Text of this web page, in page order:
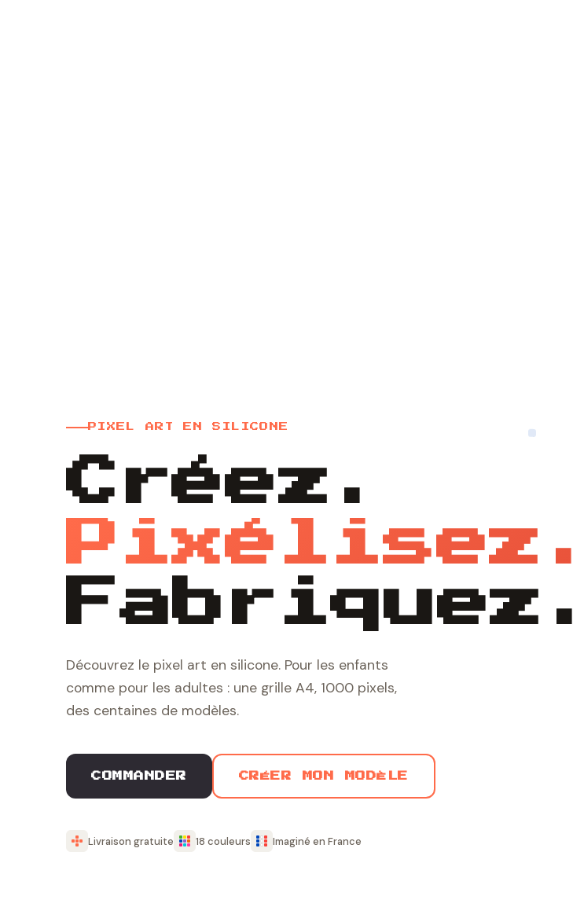
PIXEL ART EN SILICONE
Créez.
Pixélisez.
Fabriquez.
Découvrez le pixel art en silicone. Pour les enfants
comme pour les adultes : une grille A4, 1000 pixels,
des centaines de modèles.
COMMANDER CRÉER MON MODÈLE
Livraison gratuite 18 couleurs Imaginé en France